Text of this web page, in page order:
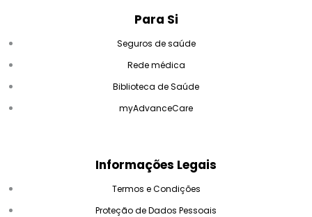
Para Si
Seguros de saúde
Rede médica
Biblioteca de Saúde
myAdvanceCare
Informações Legais
Termos e Condições
Proteção de Dados Pessoais